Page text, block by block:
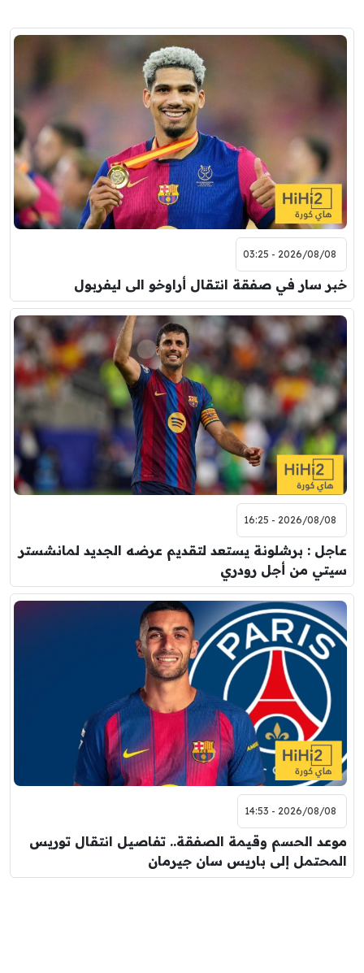
2026/08/08 - 03:25
خبر سار في صفقة انتقال أراوخو الى ليفربول
2026/08/08 - 16:25
عاجل : برشلونة يستعد لتقديم عرضه الجديد لمانشستر
سيتي من أجل رودري
2026/08/08 - 14:53
موعد الحسم وقيمة الصفقة.. تفاصيل انتقال توريس
المحتمل إلى باريس سان جيرمان